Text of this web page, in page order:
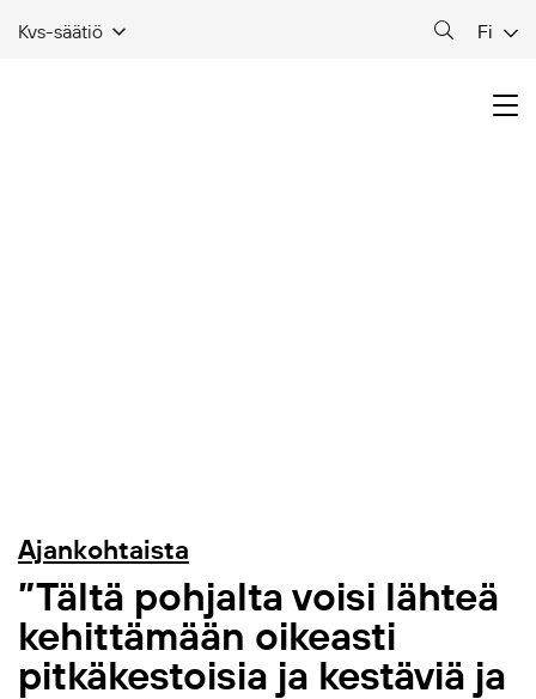
Kvs-säätiö Fi
Ajankohtaista
”Tältä pohjalta voisi lähteä
kehittämään oikeasti
pitkäkestoisia ja kestäviä ja